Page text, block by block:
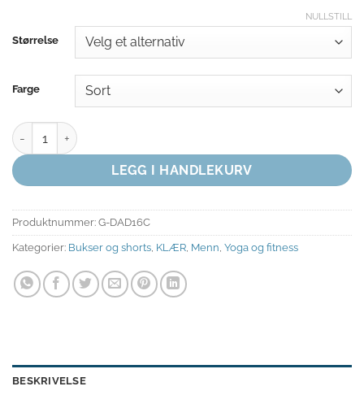
Størrelse
Farge
NULLSTILL
TIGHTS UTEN FOT antall
LEGG I HANDLEKURV
Produktnummer: G-DAD16C
Kategorier: Bukser og shorts KLÆR Menn Yoga og fitness
BESKRIVELSE